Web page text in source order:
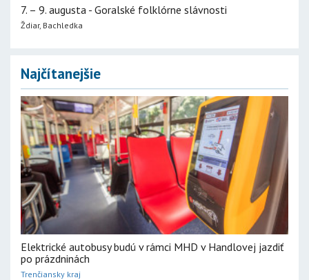
7. – 9. augusta - Goralské folklórne slávnosti
Ždiar, Bachledka
Najčítanejšie
Elektrické autobusy budú v rámci MHD v Handlovej jazdiť
po prázdninách
Trenčiansky kraj